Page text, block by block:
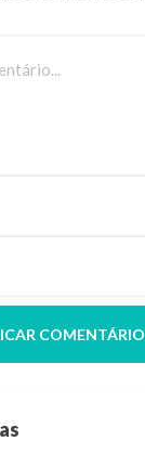
COMENTÁRIO